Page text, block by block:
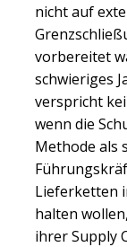
nicht auf
vorbereitet
schwieriges
verspricht
wenn die
Methode als
Lieferketten
halten
ihrer Supply